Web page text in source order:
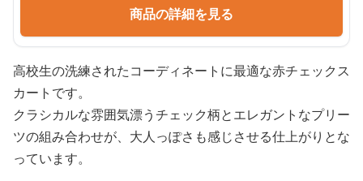
商品の詳細を見る
高校生の洗練されたコーディネートに最適な赤チェックス
カートです。
クラシカルな雰囲気漂うチェック柄とエレガントなプリー
ツの組み合わせが、大人っぽさも感じさせる仕上がりとな
っています。